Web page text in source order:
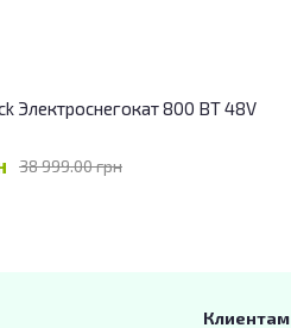
Электроснегокат 800 ВТ 48V
38 999.00 грн
Клиентам